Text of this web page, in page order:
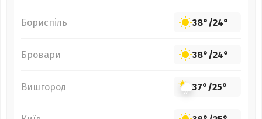
Бориспіль 38°/24°
Бровари 38°/24°
Вишгород 37°/25°